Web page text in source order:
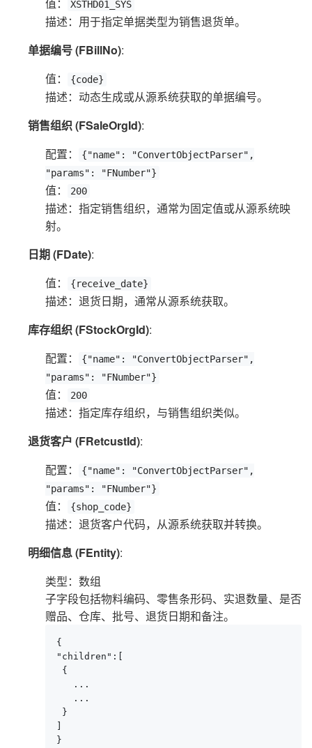
XSTHD01_SYS
描述：用于指定单据类型为销售退货单。
单据编号 (FBillNo):
值：
{code}
描述：动态生成或从源系统获取的单据编号。
销售组织 (FSaleOrgId):
配置：
{"name": "ConvertObjectParser",
"params": "FNumber"}
值： 200
描述：指定销售组织，通常为固定值或从源系统映
射。
日期 (FDate):
值：
{receive_date}
描述：退货日期，通常从源系统获取。
库存组织 (FStockOrgId):
配置：
{"name": "ConvertObjectParser",
"params": "FNumber"}
值： 200
描述：指定库存组织，与销售组织类似。
退货客户 (FRetcustId):
配置：
{"name": "ConvertObjectParser",
"params": "FNumber"}
值： {shop_code}
描述：退货客户代码，从源系统获取并转换。
明细信息 (FEntity):
类型：数组
子字段包括物料编码、零售条形码、实退数量、是否
赠品、仓库、批号、退货日期和备注。
{
"children":[
{
   ...
   ...
}
]
}